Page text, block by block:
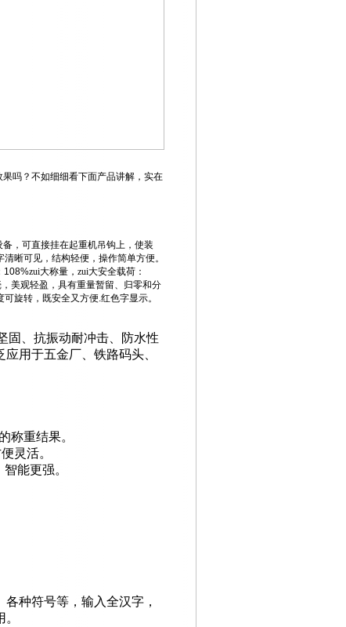
吗？不如细细看下面产品讲解，实在
，可直接挂在起重机吊钩上，使装
清晰可见，结构轻便，操作简单方便。
108%zui大称量，zui大安全载荷：
美观轻盈，具有重量暂留、归零和分
可旋转，既安全又方便.红色字显示。
固、抗振动耐冲击、防水性
用于五金厂、铁路码头、
称重结果。
灵活。
能更强。
种符号等，输入全汉字，